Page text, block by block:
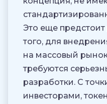
Это еще
того, для
на массовый
требуются
разработки. С
инвесторами,